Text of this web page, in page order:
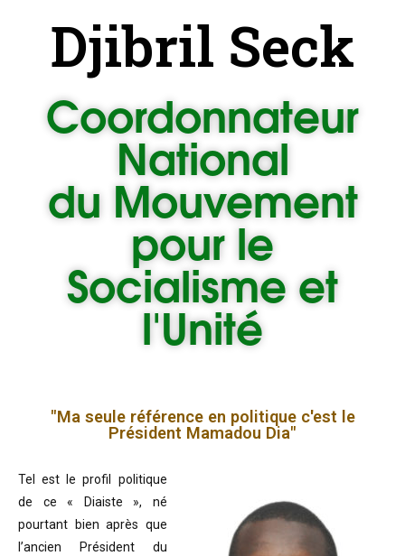
Djibril Seck
Coordonnateur
National
du Mouvement
pour le
Socialisme et
l'Unité
"Ma seule référence en politique c'est le
Président Mamadou Dia"
Tel est le profil politique
de ce « Diaiste », né
pourtant bien après que
l’ancien Président du